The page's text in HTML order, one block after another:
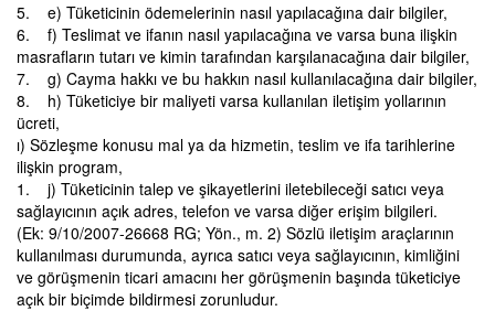
5. e) Tüketicinin ödemelerinin nasıl yapılacağına dair bilgiler,
6. f) Teslimat ve ifanın nasıl yapılacağına ve varsa buna ilişkin
masrafların tutarı ve kimin tarafından karşılanacağına dair bilgiler,
7. g) Cayma hakkı ve bu hakkın nasıl kullanılacağına dair bilgiler,
8. h) Tüketiciye bir maliyeti varsa kullanılan iletişim yollarının
ücreti,
ı) Sözleşme konusu mal ya da hizmetin, teslim ve ifa tarihlerine
ilişkin program,
1. j) Tüketicinin talep ve şikayetlerini iletebileceği satıcı veya
sağlayıcının açık adres, telefon ve varsa diğer erişim bilgileri.
(Ek: 9/10/2007-26668 RG; Yön., m. 2) Sözlü iletişim araçlarının
kullanılması durumunda, ayrıca satıcı veya sağlayıcının, kimliğini
ve görüşmenin ticari amacını her görüşmenin başında tüketiciye
açık bir biçimde bildirmesi zorunludur.